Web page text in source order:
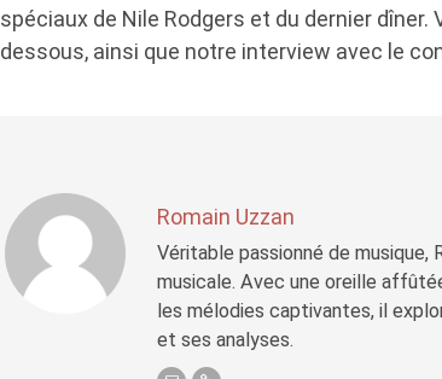
spéciaux de Nile Rodgers et du dernier dîner.
dessous, ainsi que notre interview avec le
Romain Uzzan
Véritable passionné de musique,
musicale. Avec une oreille
les mélodies captivantes, il
et ses analyses.